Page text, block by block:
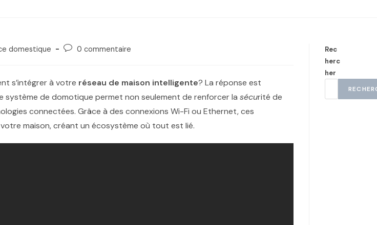
domestique 0 commentaire
s’intégrer à votre réseau de maison intelligente? La réponse est
système de domotique permet non seulement de renforcer la sécurité de
connectées. Grâce à des connexions Wi-Fi ou Ethernet, ces
maison, créant un écosystème où tout est lié.
Rec
herc
her